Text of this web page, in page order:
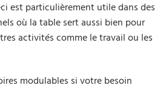
est particulièrement utile dans des
où la table sert aussi bien pour
activités comme le travail ou les
modulables si votre besoin